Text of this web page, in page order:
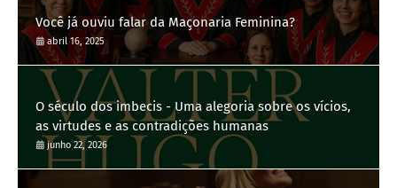
Você já ouviu falar da Maçonaria Feminina?
abril 16, 2025
O século dos imbecis - Uma alegoria sobre os vícios,
as virtudes e as contradições humanas
junho 22, 2026